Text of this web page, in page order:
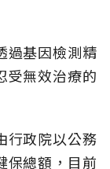
過基因檢測精
受無效治療的
行政院以公務
保總額，目前